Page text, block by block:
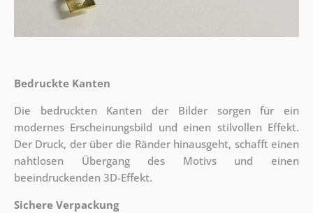
Bedruckte Kanten
Die bedruckten Kanten der Bilder sorgen für ein
modernes Erscheinungsbild und einen stilvollen Effekt.
Der Druck, der über die Ränder hinausgeht, schafft einen
nahtlosen Übergang des Motivs und einen
beeindruckenden 3D-Effekt.
Sichere Verpackung